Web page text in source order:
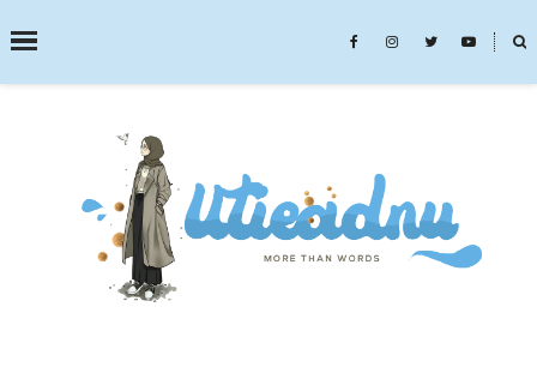
˟
SEARCH THIS BLOG